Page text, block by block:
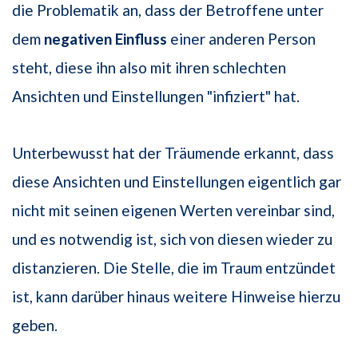
die Problematik an, dass der Betroffene unter
dem negativen Einfluss einer anderen Person
steht, diese ihn also mit ihren schlechten
Ansichten und Einstellungen "infiziert" hat.
Unterbewusst hat der Träumende erkannt, dass
diese Ansichten und Einstellungen eigentlich gar
nicht mit seinen eigenen Werten vereinbar sind,
und es notwendig ist, sich von diesen wieder zu
distanzieren. Die Stelle, die im Traum entzündet
ist, kann darüber hinaus weitere Hinweise hierzu
geben.